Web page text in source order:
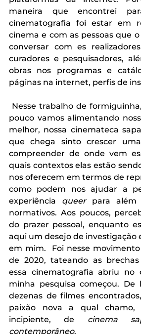
maneira que encontrei
cinematografia foi estar em
cinema e com as pessoas que
conversar com es
curadores e pesquisadores,
obras nos programas e
páginas na internet, perfis de
Nesse trabalho de
pouco vamos alimentando
melhor, nossa cinemateca
que chega sinto crescer
compreender de onde vem
quais contextos elas estão
nos oferecem em termos de
como podem nos ajudar a
experiência queer para além
normativos. Aos poucos,
do prazer pessoal, enquanto
aqui um desejo de investigação
em mim.  Foi nesse
de 2020, tateando as
essa cinematografia abriu no
minha pesquisa começou. De
dezenas de filmes
paixão nova a qual
incipiente, de cinema
contemporâneo.